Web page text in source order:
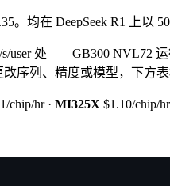
均在 DeepSeek R1 上以
处——GB300 NVL72 运
序列、精度或模型，下方表
chip/hr· MI325X $1.10/chip/hr